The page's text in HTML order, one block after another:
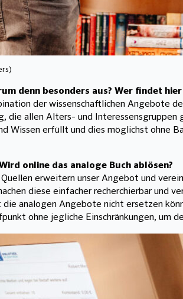
denn besonders aus? Wer findet hier
der wissenschaftlichen Angebote
die allen Alters- und
Wissen erfüllt und dies möglichst ohne
online das analoge Buch ablösen?
erweitern unser Angebot und
diese einfacher recherchierbar und
analogen Angebote nicht ersetzen
ohne jegliche Einschränkungen, um